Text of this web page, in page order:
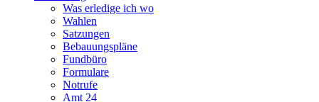
Was erledige ich wo
Wahlen
Satzungen
Bebauungspläne
Fundbüro
Formulare
Notrufe
Amt 24